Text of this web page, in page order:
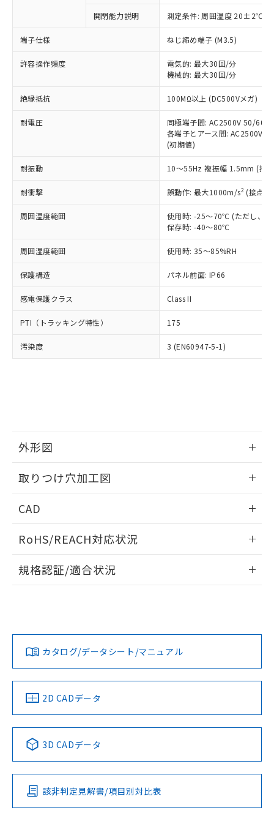
開閉能力説明 測定条件: 周囲温度 20±2℃、
端子仕様 ねじ締め端子 (M3.5)
許容操作頻度
電気的: 最大30回/分
機械的: 最大30回/分
絶縁抵抗 100MΩ以上 (DC500Vメガ)
耐電圧
同極端子間: AC2500V 50/
各端子とアース間: AC2500V
(初期値)
耐振動 10～55Hz 複振幅 1.5mm (接
耐衝撃 誤動作: 最大1000m/s2 (接点
周囲温度範囲
使用時: -25～70℃ (ただし、氷
保存時: -40～80℃
周囲湿度範囲 使用時: 35～85%RH
保護構造 パネル前面: IP66
感電保護クラス Class II
PTI（トラッキング特性） 175
汚染度 3 (EN60947-5-1)
外形図
取りつけ穴加工図
CAD
ドすることができます。
ログイン/会員登録
ダウンロードデータをご利用いただく前に、以下を必ずお読
みください。
ソフトウェアの使用条件
RoHS/REACH対応状況
EU RoHS 注意事項・凡例
対応済み
中国 RoHS 注意事項・凡例
Pb Hg Cd Cr(VI)
O
規格認証/適合状況
カタログ/データシート/マニュアル
2D CADデータ
3D CADデータ
該非判定見解書/項目別対比表
以下の条件をお読みいただき、同意のうえ
ご利用ください。
本サービスは、当社制御機器事業取扱
商品の当社在庫状況および標準価格
当社制御機器事業取扱商品の中には、
本サービスの対象外となる商品もある
ことをご了承ください。
在庫状況および標準価格照会結果は、
記載している更新日時点での社内デー
タに基づき作成されるものであり、閲
覧された時点での実際の在庫および標
準価格とは異なる場合があることをご
正式な納期状況および標準価格はお客
様のお取引先、またはお客様担当のオ
ムロン制御機器販売店・当社販売員に
オムロン制御機器販売店や当社販売拠
販売ネットワーク
」をご確認
ください。
在庫状況および標準価格結果を当社の
事前の承諾なく第三者に漏洩または開
マイパーツ機能（部品リスト作成サー
および当社の共同利用者が、当社の製
※当社の共同利用者とは、
の共同利用に関して"
の「1.共同利
対応予定なし：EU RoHS指令（10物質）の
非含有に非対応の商品で、対応品を出す予
定はありません。
調査・確認中：EU RoHS指令（10物質）の
非含有の対応状況を調査中または確認中の
非該当品：ライセンス料など無形物で、有
害物質有無と関係のない商品です。
いたものが、含有品と判明した場合などや
むを得ず変更することがあります。
六価クロム(Cr(Ⅵ)) 1000ppm以下、ポリ臭化ビフェニル
類(PBB) 1000ppm以下、ポリ臭化ジフェニルエーテル類
(PBDE) 1000ppm以下、フタル酸ビス(2-エチルヘキシ
ル) (DEHP)(別名：DOP) 1000ppm以下、フタル酸ブチ
ルベンジル（BBP） 1000ppm以下、フタル酸ジブチル
（DBP） 1000ppm以下、フタル酸ジイソブチル
(DIBP) 1000ppm以下
フタル酸エステル類の４物質については閾値を超える意
図的な使用がないことを確認しています。
※2 対応予定月
部品在庫の切り替え状況などにより、予定
月が前後することがあります。
とができます。
EU RoHS指令（10物質）の非含有証明書
ものではありません。
また、RoHS指令のフタル酸エステル類４
物質の対応では、対応完了までの期間は出
荷製品に未対応品が混在することから備考
欄に対応日を記載しておりました。
※1 中国RoHS○×表
「○」：最大均質材料含有率が中国RoHSの
基準値以下であることを示します。
「×」：最大均質材料含有率が中国RoHSの
基準値を超えていることを示します。
「－」：未確認です。当社販売部門へお問
*中国RoHS10物質の基準値 (GB/T26572)：
Pb(鉛) :1000ppm、 Hg(水銀) : 1000ppm、 Cd(カドミウ
Cr(Ⅵ)(六価クロム) : 1000ppm、 PBBs(ポリ臭化ビフェ
ニル類) : 1000ppm、 PBDEs(ポリ臭化ジフェニルエーテ
DBP(フタル酸ジブチル) : 1000ppm、 DIBP(フタル酸ジ
イソブチル) : 1000ppm、 BBP(フタル酸ブチルベンジ
ル) : 1000ppm、
DEHP(フタル酸ビス(2-エチルヘキシル)) : 1000ppm
※2 環境保護使用期限
「ｅ」：有害物質（10物質）のすべてが基
準値以下であることを示します。
「10」：通常の使用状況下において有害物
質が外部に漏えいし、環境に深刻な影響を
当社は、これら貴社製品のうち、外国
為替および外国貿易法に定める商品
（以下｢規制貨物等」という）を輸出
または国外への提供する場合は、日本
国政府の輸出許可(または役務取引許
可)を取得するなどの必要な手続きを
当社は規制貨物を破棄する場合は、完
全に破砕するなど、違法に輸出されな
いよう必要な手段を講じます。
ル、化学兵器、生物兵器またはその他
武器並びにこれらの製造装置等に一切
使用いたしません。
当社は、貴社製品を第三者に販売する
場合は、上記1、2および3の内容を当
該第三者に通知します。また当社は、
販売先および販売に係わる関係者が違
法に輸出するおそれがある場合は、取
○ 一定数以上の在庫あり
一定数には満たないが在庫あり
在庫なし(最新の在庫状況につ
いては、お客様のお取引先、ま
たはお客様担当のオムロン制御
機器販売店・当社販売員にご確
認ください)
受注生産機種、また在庫状況の